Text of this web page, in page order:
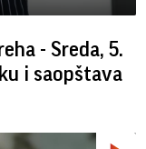
- Sreda, 5.
i saopštava